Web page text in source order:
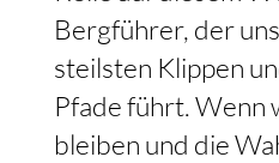
Bergführer, der
steilsten Klippen
Pfade führt. Wenn
bleiben und die